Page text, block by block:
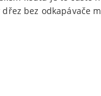
bez odkapávače